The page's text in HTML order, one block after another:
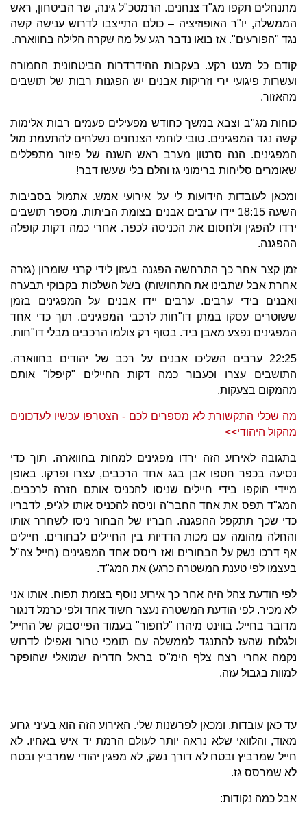
מתנחלים תקפו מג"ד צנחנים. הרמטכ"ל גינה, שר הביטחון, ראש
הממשלה, יו"ר האופוזיציה – כולם התייצבו לדרוש ענישה קשה
נגד "הפורעים". אז בואו נדבר רגע על מה שקרה הלילה בחווארה.
קודם כל מעט רקע. בעקבות ההידרדרות הביטחונית החמורה
ועשרות פיגועי ירי וזריקות אבנים יש הפגנות רבות של תושבים
מהאזור.
כוחות מג"ב וצבא במשך כחודש מפעילים פעמים רבות אלימות
קשה נגד המפגינים. טובי לוחמי הצנחנים נשלחים להתעמת מול
המפגינים. הנה סרטון מערב ראש השנה של פיזור מתפללים
שאומרים סליחות ברימוני גז והלם בלי שעשו דבר!
ומכאן לעובדות הידועות לי על אירועי אמש. אתמול בסביבות
השעה 18:15 יידו ערבים אבנים בצומת הביתות. מספר תושבים
ירדו להפגין ולחסום את הכניסה לכפר. אחרי כמה דקות קופלה
ההפגנה.
זמן קצר אחר כך התרחשה הפגנה בעזון לידי קרני שומרון (גזרה
אחרת אבל שתבינו את התחושות) בשל השלכות בקבוקי תבערה
ואבנים בידי ערבים. ערבים יידו אבנים על המפגינים בזמן
ששוטרים עסקו במתן דו"חות לרכבי המפגינים. תוך כדי אחד
המפגינים נפצע מאבן ביד. בסוף רק צולמו הרכבים מבלי דו"חות.
22:25 ערבים השליכו אבנים על רכב של יהודים בחווארה.
התושבים עצרו וכעבור כמה דקות החיילים "קיפלו" אותם
מהמקום בצעקות.
מה שכלי התקשורת לא מספרים לכם - הצטרפו עכשיו לעדכונים
מהקול היהודי>>
בתגובה לאירוע הזה ירדו מפגינים למחות בחווארה. תוך כדי
נסיעה בכפר חטפו אבן בגג אחד הרכבים, עצרו ופרקו. באופן
מיידי הוקפו בידי חיילים שניסו להכניס אותם חזרה לרכבים.
המג"ד תפס את אחד החבר'ה וניסה להכניס אותו לג'יפ, לדבריו
כדי שכך תתקפל ההפגנה. חבריו של הבחור ניסו לשחרר אותו
והחלה מהומה עם מכות הדדיות בין החיילים לבחורים. חיילים
אף דרכו נשק על הבחורים ואז ריסס אחד המפגינים (חייל צה"ל
בעצמו לפי טענת המשטרה כרגע) את המג"ד.
לפי הודעת צהל היה אחר כך אירוע נוסף בצומת תפוח. אותו אני
לא מכיר. לפי הודעת המשטרה נעצר חשוד אחד ולפי כרמל דנגור
מדובר בחייל. בווינט מיהרו "לחפור" בעמוד הפייסבוק של החייל
ולגלות שהעז להתנגד לממשלה עם תומכי טרור ואפילו לדרוש
נקמה אחרי רצח צלף הימ"ס בראל חדריה שמואלי שהופקר
למוות בגבול עזה.
עד כאן עובדות. ומכאן לפרשנות שלי. האירוע הזה הוא בעיני גרוע
מאוד, והלוואי שלא נראה יותר לעולם הרמת יד איש באחיו. לא
חייל שמרביץ ובטח לא דורך נשק, לא מפגין יהודי שמרביץ ובטח
לא שמרסס גז.
אבל כמה נקודות: